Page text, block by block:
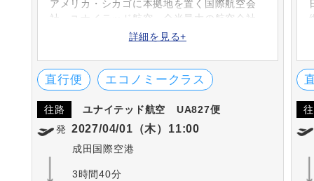
アメリカ・シカゴに本拠地を置く国際航空会
社・ユナイテッド航空。全米最大の航空会社
であり、スターアライアンスの中心的な航空
とのコードシェア便を運航しています。
詳細を見る+
直行便 エコノミークラス
往路 ユナイテッド航空
UA827便
発 2027/04/01（木）11:00
成田国際空港
3時間40分